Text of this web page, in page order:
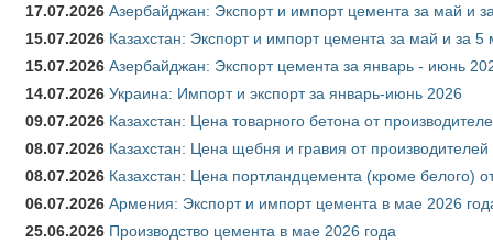
17.07.2026 Азербайджан: Экспорт и импорт цемента за май и
15.07.2026 Казахстан: Экспорт и импорт цемента за май и за
15.07.2026 Азербайджан: Экспорт цемента за январь - июнь
14.07.2026 Украина: Импорт и экспорт за январь-июнь 2026
09.07.2026 Казахстан: Цена товарного бетона от
08.07.2026 Казахстан: Цена щебня и гравия от
08.07.2026 Казахстан: Цена портландцемента (кроме белого)
06.07.2026 Армения: Экспорт и импорт цемента в мае 2026
25.06.2026 Производство цемента в мае 2026 года